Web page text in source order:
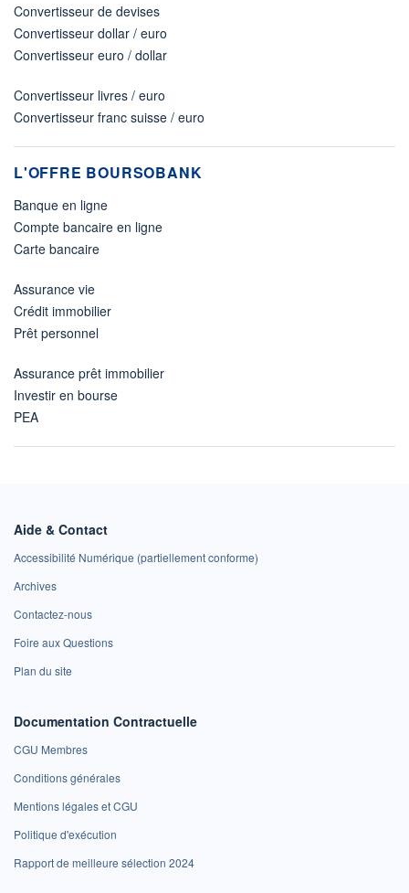
Convertisseur de devises
Convertisseur dollar / euro
Convertisseur euro / dollar
Convertisseur livres / euro
Convertisseur franc suisse / euro
L'OFFRE BOURSOBANK
Banque en ligne
Compte bancaire en ligne
Carte bancaire
Assurance vie
Crédit immobilier
Prêt personnel
Assurance prêt immobilier
Investir en bourse
PEA
Aide & Contact
Accessibilité Numérique (partiellement conforme)
Archives
Contactez-nous
Foire aux Questions
Plan du site
Documentation Contractuelle
CGU Membres
Conditions générales
Mentions légales et CGU
Politique d'exécution
Rapport de meilleure sélection 2024